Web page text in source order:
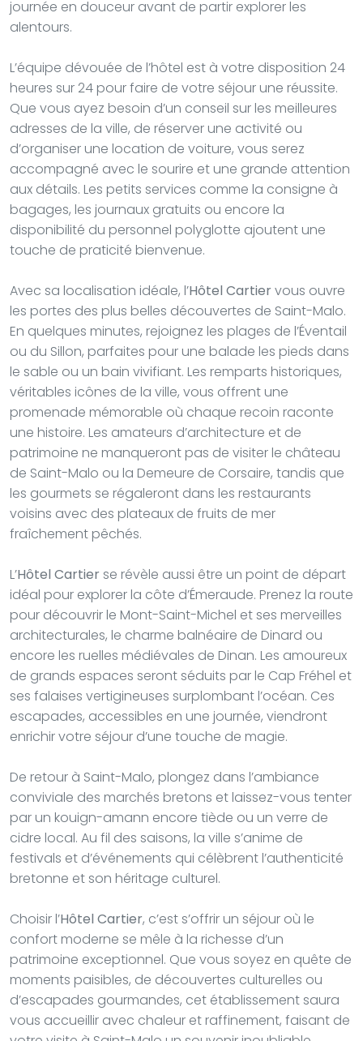
journée en douceur avant de partir explorer les
alentours.
L’équipe dévouée de l’hôtel est à votre disposition 24
heures sur 24 pour faire de votre séjour une réussite.
Que vous ayez besoin d’un conseil sur les meilleures
adresses de la ville, de réserver une activité ou
d’organiser une location de voiture, vous serez
accompagné avec le sourire et une grande attention
aux détails. Les petits services comme la consigne à
bagages, les journaux gratuits ou encore la
disponibilité du personnel polyglotte ajoutent une
touche de praticité bienvenue.
Avec sa localisation idéale, l’Hôtel Cartiervous ouvre
les portes des plus belles découvertes de Saint-Malo.
En quelques minutes, rejoignez les plages de l’Éventail
ou du Sillon, parfaites pour une balade les pieds dans
le sable ou un bain vivifiant. Les remparts historiques,
véritables icônes de la ville, vous offrent une
promenade mémorable où chaque recoin raconte
une histoire. Les amateurs d’architecture et de
patrimoine ne manqueront pas de visiter le château
de Saint-Malo ou la Demeure de Corsaire, tandis que
les gourmets se régaleront dans les restaurants
voisins avec des plateaux de fruits de mer
fraîchement pêchés.
L’Hôtel Cartierse révèle aussi être un point de départ
idéal pour explorer la côte d’Émeraude. Prenez la route
pour découvrir le Mont-Saint-Michel et ses merveilles
architecturales, le charme balnéaire de Dinard ou
encore les ruelles médiévales de Dinan. Les amoureux
de grands espaces seront séduits par le Cap Fréhel et
ses falaises vertigineuses surplombant l’océan. Ces
escapades, accessibles en une journée, viendront
enrichir votre séjour d’une touche de magie.
De retour à Saint-Malo, plongez dans l’ambiance
conviviale des marchés bretons et laissez-vous tenter
par un kouign-amann encore tiède ou un verre de
cidre local. Au fil des saisons, la ville s’anime de
festivals et d’événements qui célèbrent l’authenticité
bretonne et son héritage culturel.
Choisir l’Hôtel Cartier, c’est s’offrir un séjour où le
confort moderne se mêle à la richesse d’un
patrimoine exceptionnel. Que vous soyez en quête de
moments paisibles, de découvertes culturelles ou
d’escapades gourmandes, cet établissement saura
vous accueillir avec chaleur et raffinement, faisant de